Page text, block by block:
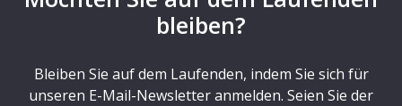
bleiben?
Bleiben Sie auf dem Laufenden, indem Sie sich für
unseren E-Mail-Newsletter anmelden. Seien Sie der